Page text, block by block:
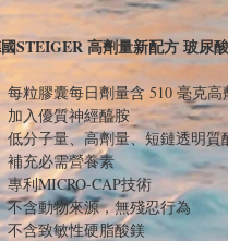
STEIGER 高劑量新配方 玻尿
每粒膠囊每日劑量含 510 毫克高
加入優質神經醯胺
低分子量、高劑量、短鏈透明質
補充必需營養素
專利MICRO-CAP技術
不含動物來源，無殘忍行為
不含致敏性硬脂酸鎂